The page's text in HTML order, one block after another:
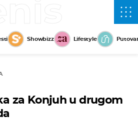
Showbizz Lifestyle
za Konjuh u drugom